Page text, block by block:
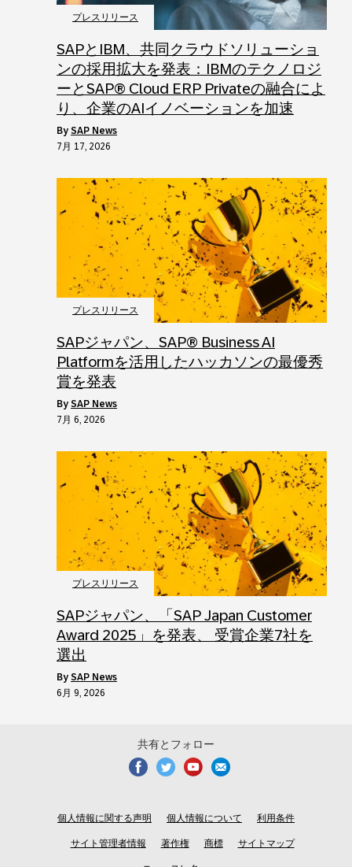
プレスリリース
SAPとIBM、共同クラウドソリューショ
ンの採用拡大を発表：IBMのテクノロジ
ーとSAP® Cloud ERP Privateの融合によ
り、企業のAIイノベーションを加速
by SAP News
7月 17, 2026
プレスリリース
SAPジャパン、SAP® Business AI
Platformを活用したハッカソンの最優秀
賞を発表
by SAP News
7月 6, 2026
プレスリリース
SAPジャパン、「SAP Japan Customer
Award 2025」を発表、 受賞企業7社を
選出
by SAP News
6月 9, 2026
共有とフォロー
個人情報に関する声明 個人情報について 利用条件
サイト管理者情報 著作権 商標 サイトマップ